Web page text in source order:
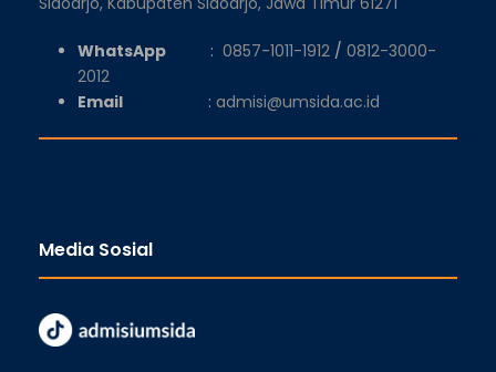
WhatsApp : 0857-1011-1912 / 0812-3000-
2012
Email
: admisi@umsida.ac.id
Media Sosial